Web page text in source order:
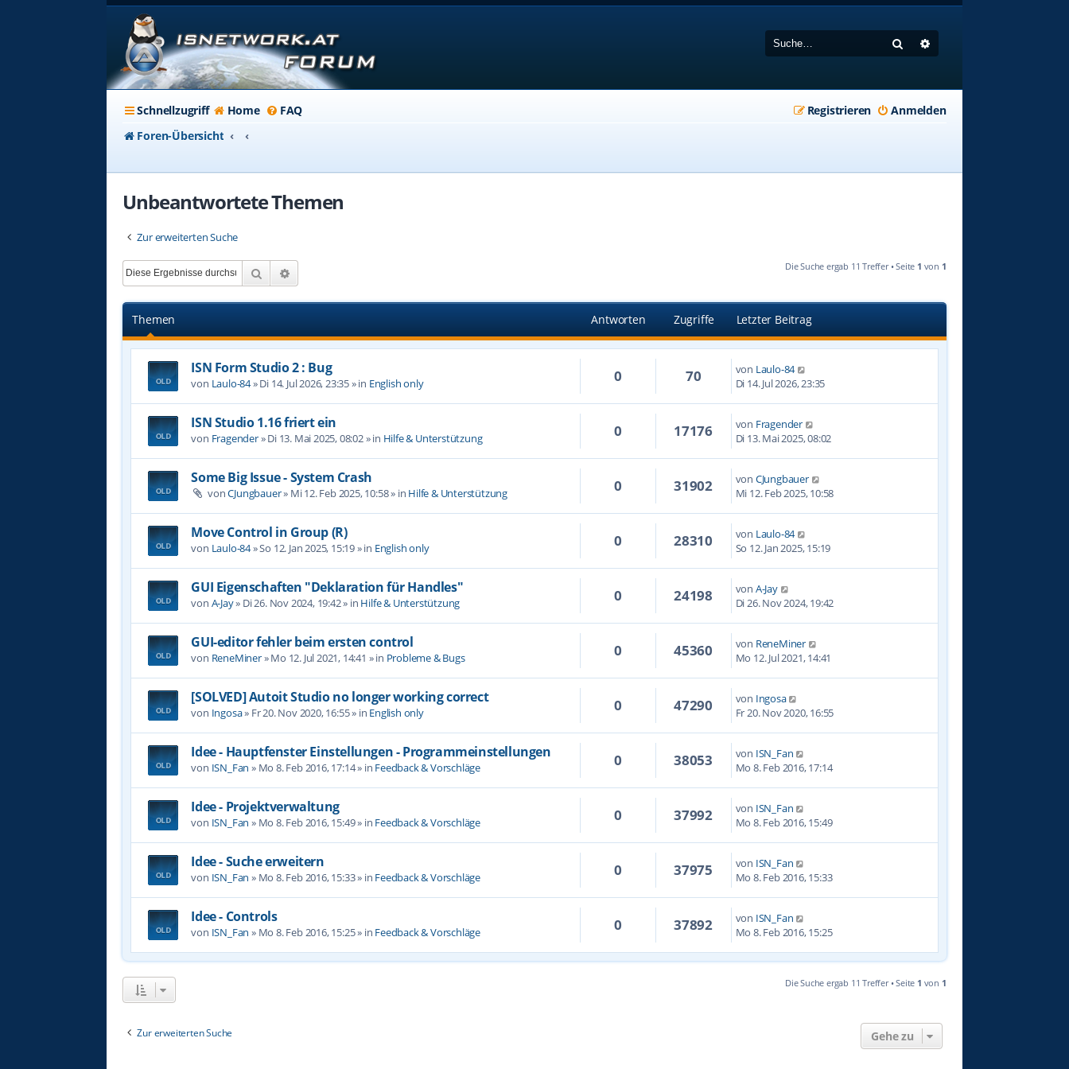
Suche
Schnellzugriff Home FAQ Anmelden
Registrieren
Foren-Übersicht
Unbeantwortete Themen
Zur erweiterten Suche
Suche Die Suche ergab 11 Treffer • Seite 1 von 1
Themen Antworten Zugriffe Letzter Beitrag
ISN Form Studio 2 : Bug
von Laulo-84»Di 14. Jul 2026, 23:35» in English only 0 70 von Laulo-84
Di 14. Jul 2026, 23:35
ISN Studio 1.16 friert ein
von Fragender»Di 13. Mai 2025, 08:02» in Hilfe & Unterstützung 0 17176 von Fragender
Di 13. Mai 2025, 08:02
Some Big Issue - System Crash
vonCJungbauer» Mi 12. Feb 2025, 10:58» in Hilfe & Unterstützung 0 31902 von CJungbauer
Mi 12. Feb 2025, 10:58
Move Control in Group (R)
von Laulo-84»So 12. Jan 2025, 15:19» in English only 0 28310 von Laulo-84
So 12. Jan 2025, 15:19
GUI Eigenschaften "Deklaration für Handles"
von A-Jay» Di 26. Nov 2024, 19:42» in Hilfe & Unterstützung 0 24198 von A-Jay
Di 26. Nov 2024, 19:42
GUI-editor fehler beim ersten control
von ReneMiner»Mo 12. Jul 2021, 14:41 » in Probleme & Bugs 0 45360 von ReneMiner
Mo 12. Jul 2021, 14:41
[SOLVED] Autoit Studio no longer working correct
von Ingosa» Fr 20. Nov 2020, 16:55» in English only 0 47290 von Ingosa
Fr 20. Nov 2020, 16:55
Idee - Hauptfenster Einstellungen - Programmeinstellungen
von ISN_Fan » Mo 8. Feb 2016, 17:14» in Feedback & Vorschläge 0 38053 von ISN_Fan
Mo 8. Feb 2016, 17:14
Idee - Projektverwaltung
von ISN_Fan » Mo 8. Feb 2016, 15:49» in Feedback & Vorschläge 0 37992 von ISN_Fan
Mo 8. Feb 2016, 15:49
Idee - Suche erweitern
von ISN_Fan » Mo 8. Feb 2016, 15:33» in Feedback & Vorschläge 0 37975 von ISN_Fan
Mo 8. Feb 2016, 15:33
Idee - Controls
von ISN_Fan » Mo 8. Feb 2016, 15:25» in Feedback & Vorschläge 0 37892 von ISN_Fan
Mo 8. Feb 2016, 15:25
Die Suche ergab 11 Treffer • Seite 1 von 1
Zur erweiterten Suche Gehe zu